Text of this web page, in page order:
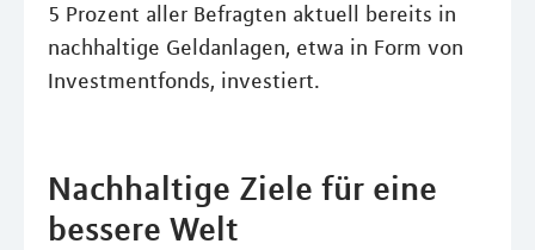
5 Prozent aller Befragten aktuell bereits in
nachhaltige Geldanlagen, etwa in Form von
Investmentfonds, investiert.
Nachhaltige Ziele für eine
bessere Welt